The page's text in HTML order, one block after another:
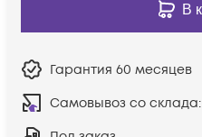
В
Гарантия 60 месяцев
Самовывоз со склада: